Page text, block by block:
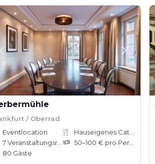
/ Oberrad
Eventlocation
7Veranstaltungsräume
80 Gäste